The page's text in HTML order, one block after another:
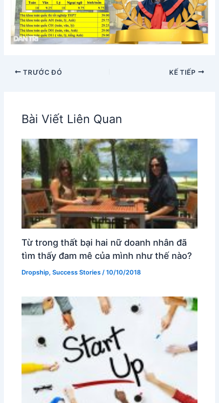
TRƯỚC ĐÓ KẾ TIẾP
Bài Viết Liên Quan
Từ trong thất bại hai nữ doanh nhân đã
tìm thấy đam mê của mình như thế nào?
Dropship,Success Stories /10/10/2018